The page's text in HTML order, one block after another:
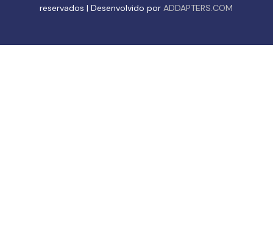
reservados | Desenvolvido por ADDAPTERS.COM